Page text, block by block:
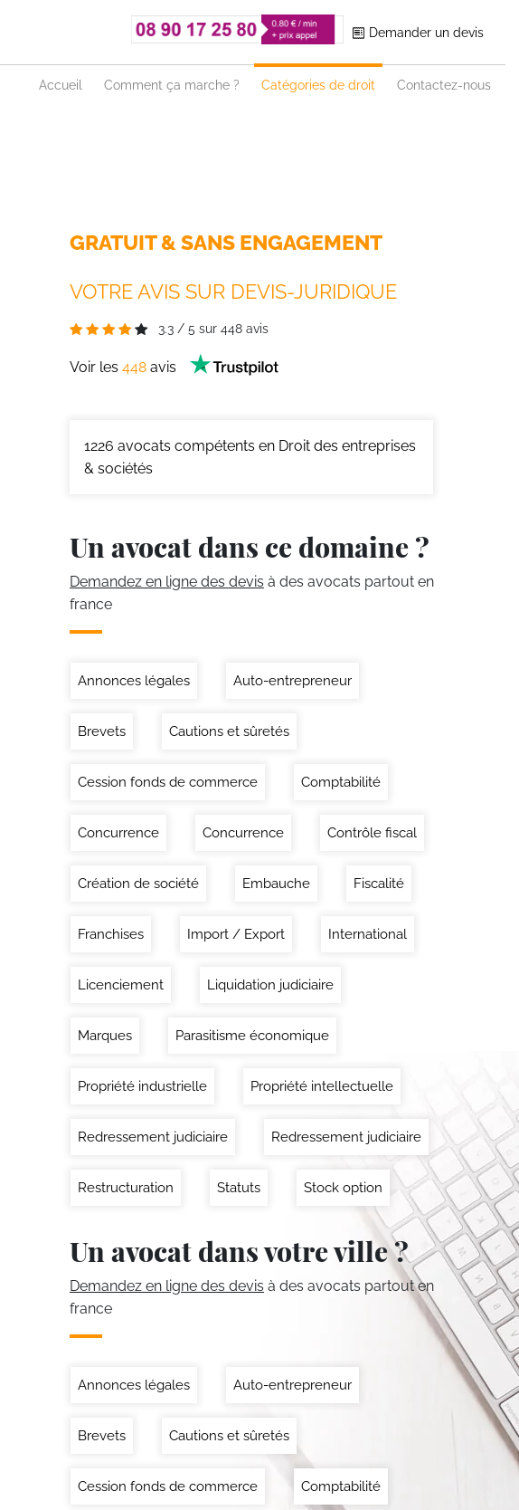
Demander un devis
Accueil Comment ça marche ? Catégories de droit Contactez-nous
GRATUIT & SANS ENGAGEMENT
VOTRE AVIS SUR DEVIS-JURIDIQUE
3.3 / 5 sur 448 avis
Voir les 448 avis
1226 avocats compétents en Droit des entreprises
& sociétés
Un avocat dans ce domaine ?
Demandez en ligne des devis à des avocats partout en
france
Annonces légales Auto-entrepreneur
Brevets Cautions et sûretés
Cession fonds de commerce Comptabilité
Concurrence Concurrence Contrôle fiscal
Création de société Embauche Fiscalité
Franchises Import / Export International
Licenciement Liquidation judiciaire
Marques Parasitisme économique
Propriété industrielle Propriété intellectuelle
Redressement judiciaire Redressement judiciaire
Restructuration Statuts Stock option
Un avocat dans votre ville ?
Demandez en ligne des devis à des avocats partout en
france
Annonces légales Auto-entrepreneur
Brevets Cautions et sûretés
Cession fonds de commerce Comptabilité